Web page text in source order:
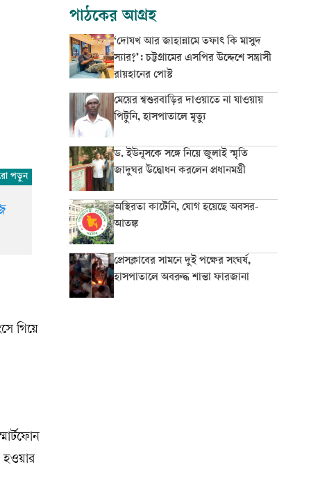
গিয়ে
হওয়ার
পাঠকের আগ্রহ
‘দোযখ আর জাহান্নামে তফাৎ কি মাসুদ
স্যার?’: চট্টগ্রামের এসপির উদ্দেশে সন্ত্রাসী
রায়হানের পোস্ট
মেয়ের শ্বশুরবাড়ির দাওয়াতে না যাওয়ায়
পিটুনি, হাসপাতালে মৃত্যু
ড. ইউনূসকে সঙ্গে নিয়ে জুলাই স্মৃতি
জাদুঘর উদ্বোধন করলেন প্রধানমন্ত্রী
অস্থিরতা কাটেনি, যোগ হয়েছে অবসর-
আতঙ্ক
প্রেসক্লাবের সামনে দুই পক্ষের সংঘর্ষ,
হাসপাতালে অবরুদ্ধ শান্তা ফারজানা